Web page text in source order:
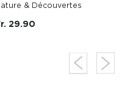
& Découvertes
29.90